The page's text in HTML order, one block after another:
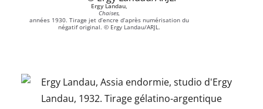
Ergy Landau,
Chaises,
années 1930. Tirage jet d’encre d’après numérisation du
négatif original. © Ergy Landau/ARJL.